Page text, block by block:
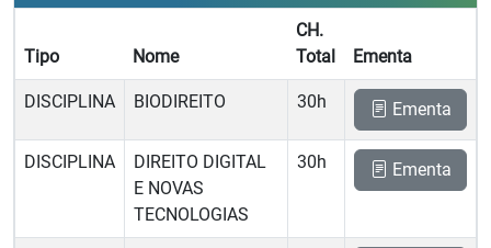
Tipo Nome
CH.
Total
Ementa
DISCIPLINA BIODIREITO 30h Ementa
DISCIPLINA
DIREITO DIGITAL
E NOVAS
TECNOLOGIAS
30h Ementa